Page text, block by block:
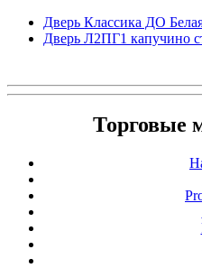
Дверь Классика ДO
Дверь Л2ПГ1 капучино
Торговые